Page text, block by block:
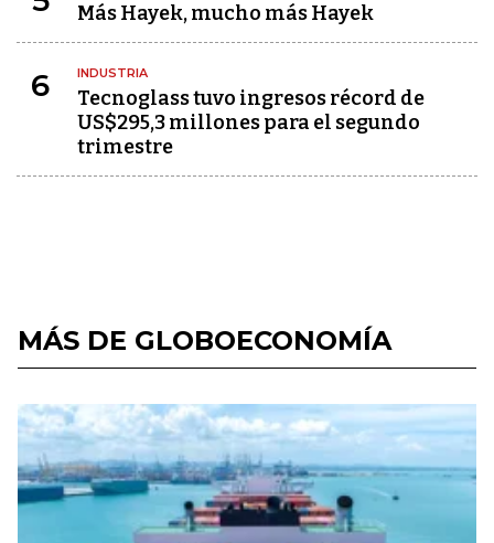
Más Hayek, mucho más Hayek
6 INDUSTRIA
Tecnoglass tuvo ingresos récord de
US$295,3 millones para el segundo
trimestre
MÁS DE GLOBOECONOMÍA